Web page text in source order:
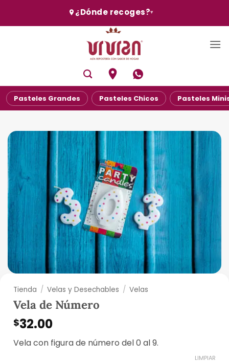
¿Dónde recoges?▾
Pasteles Grandes Pasteles Chicos Pasteles
Tienda / Velas y Desechables / Velas
Vela de Número
$32.00
Vela con figura de número del 0 al 9.
LIMPIAR